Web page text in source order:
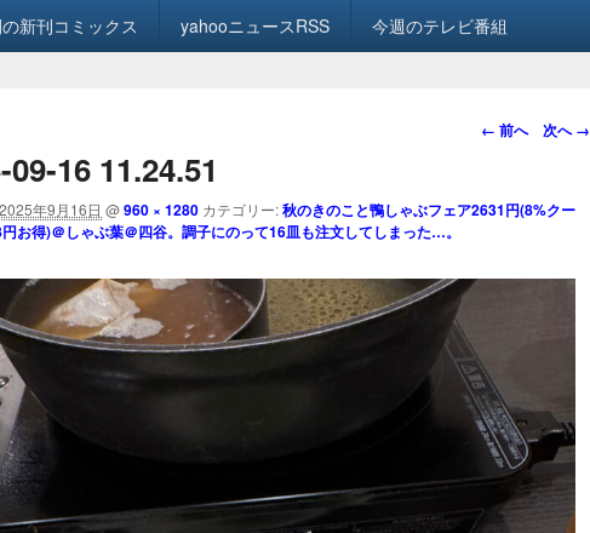
新刊コミックス yahooニュースRSS 今週のテレビ番組
画
ビ
シ
← 前へ 次へ →
09-16 11.24.51
2025年9月16日 @960 × 1280 カテゴリー:秋のきのこと鴨しゃぶフェア2631円(8%クー
お得)＠しゃぶ葉＠四谷。調子にのって16皿も注文してしまった…。